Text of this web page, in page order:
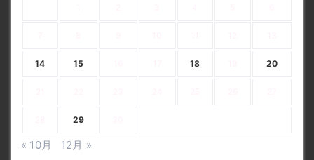
14 15 18 20
29
« 10月 12月 »